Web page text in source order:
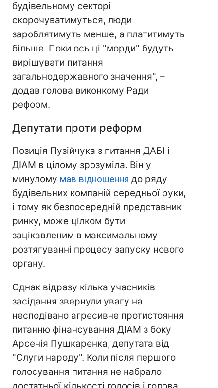
будівельному секторі
скорочуватимуться, люди
зароблятимуть менше, а платитимуть
більше. Поки ось ці "морди" будуть
вирішувати питання
загальнодержавного значення", –
додав голова виконкому Ради
реформ.
Депутати проти реформ
Позиція Пузійчука з питання ДАБІ і
ДІАМ в цілому зрозуміла. Він у
минулому мав відношення до ряду
будівельних компаній середньої руки,
і тому як безпосередній представник
ринку, може цілком бути
зацікавленим в максимальному
розтягуванні процесу запуску нового
органу.
Однак відразу кілька учасників
засідання звернули увагу на
несподівано агресивне протистояння
питанню фінансування ДІАМ з боку
Арсенія Пушкаренка, депутата від
"Слуги народу". Коли після першого
голосування питання не набрало
достатньої кількості голосів і голова